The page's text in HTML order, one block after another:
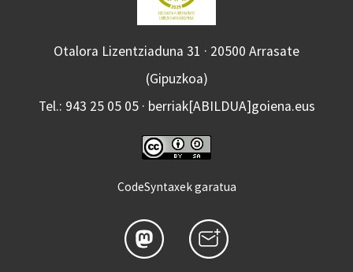
Otalora Lizentziaduna 31 · 20500 Arrasate
(Gipuzkoa)
Tel.: 943 25 05 05 · berriak[ABILDUA]goiena.eus
CodeSyntaxek garatua